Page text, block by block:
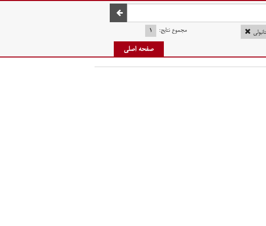
صفحه اصلی
مجموع نتایج: ۱
صفحه اصلی